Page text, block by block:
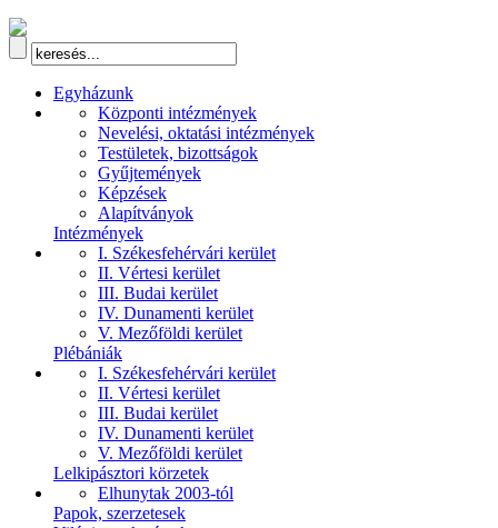
Egyházunk
Központi intézmények
Nevelési, oktatási intézmények
Testületek, bizottságok
Gyűjtemények
Képzések
Alapítványok
Intézmények
I. Székesfehérvári kerület
II. Vértesi kerület
III. Budai kerület
IV. Dunamenti kerület
V. Mezőföldi kerület
Plébániák
I. Székesfehérvári kerület
II. Vértesi kerület
III. Budai kerület
IV. Dunamenti kerület
V. Mezőföldi kerület
Lelkipásztori körzetek
Elhunytak 2003-tól
Papok, szerzetesek